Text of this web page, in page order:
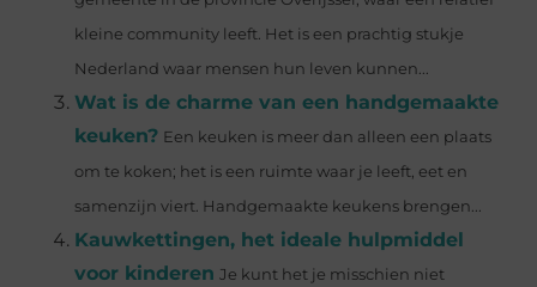
kleine community leeft. Het is een prachtig stukje
Nederland waar mensen hun leven kunnen...
Wat is de charme van een handgemaakte
keuken? Een keuken is meer dan alleen een plaats
om te koken; het is een ruimte waar je leeft, eet en
samenzijn viert. Handgemaakte keukens brengen...
Kauwkettingen, het ideale hulpmiddel
voor kinderen Je kunt het je misschien niet